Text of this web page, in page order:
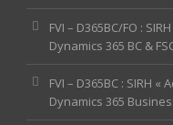
FVI – D365BC/FO :
Dynamics 365 BC &
FVI – D365BC : SIRH
Dynamics 365